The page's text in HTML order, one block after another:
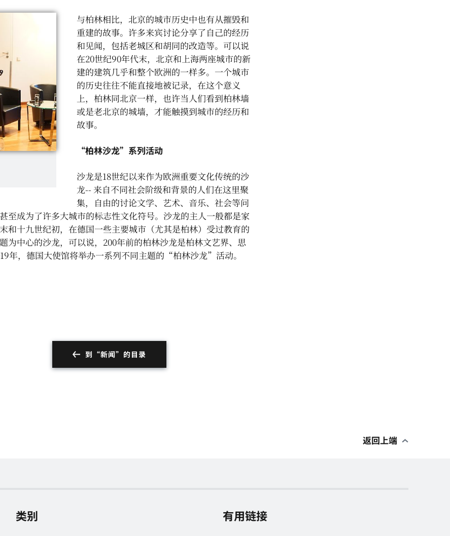
与柏林相比，北京的城市历史中也有从摧毁和
重建的故事。许多来宾讨论分享了自己的经历
和见闻，包括老城区和胡同的改造等。可以说
在20世纪90年代末，北京和上海两座城市的新
建的建筑几乎和整个欧洲的一样多。一个城市
的历史往往不能直接地被记录，在这个意义
上，柏林同北京一样，也许当人们看到柏林墙
或是老北京的城墙，才能触摸到城市的经历和
故事。
“柏林沙龙”系列活动
沙龙是18世纪以来作为欧洲重要文化传统的沙
龙-- 来自不同社会阶级和背景的人们在这里聚
集，自由的讨论文学、艺术、音乐、社会等问
至成为了许多大城市的标志性文化符号。沙龙的主人一般都是家
和十九世纪初，在德国一些主要城市（尤其是柏林）受过教育的
为中心的沙龙，可以说，200年前的柏林沙龙是柏林文艺界、思
年，德国大使馆将举办一系列不同主题的“柏林沙龙”活动。
到“新闻”的目录
返回上端
类别 有用链接